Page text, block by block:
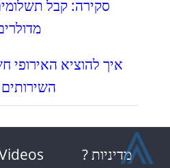
איך להוציא האירופי
? מדיניות
⩓